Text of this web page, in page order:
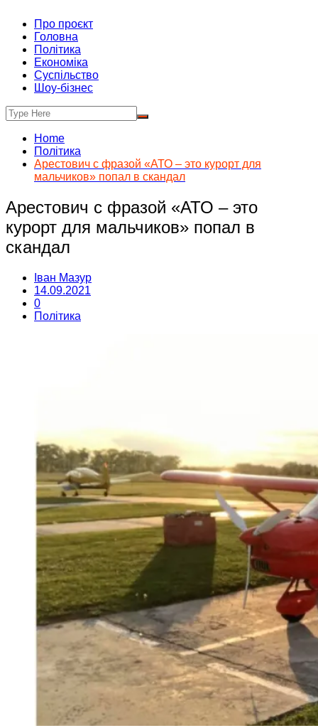
Про проєкт
Головна
Політика
Економіка
Суспільство
Шоу-бізнес
Home
Політика
Арестович с фразой «АТО – это курорт для
мальчиков» попал в скандал
Арестович с фразой «АТО – это
курорт для мальчиков» попал в
скандал
Іван Мазур
14.09.2021
0
Політика